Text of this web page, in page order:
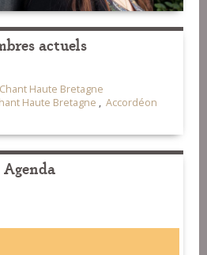
actuels
Chant Haute Bretagne
Haute Bretagne , Accordéon
Agenda